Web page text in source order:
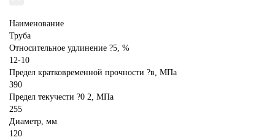
Наименование
Труба
Относительное удлинение ?5, %
12-10
Предел кратковременной прочности ?в, МПа
390
Предел текучести ?0 2, МПа
255
Диаметр, мм
120